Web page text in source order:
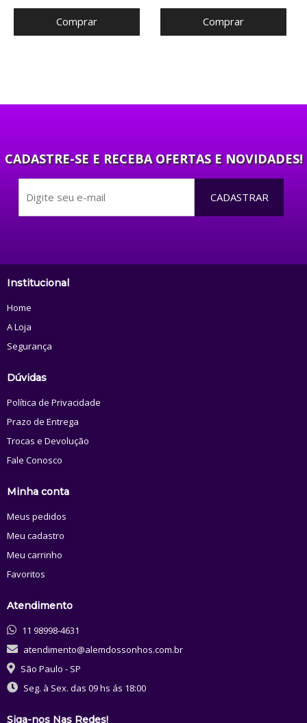
Comprar Comprar
CADASTRE-SE E RECEBA OFERTAS E NOVIDADES!
CADASTRAR
Institucional
Home
A Loja
Segurança
Dúvidas
Política de Privacidade
Prazo de Entrega
Trocas e Devolução
Fale Conosco
Minha conta
Meus pedidos
Meu cadastro
Meu carrinho
Favoritos
Atendimento
11 98998-4631
atendimento@alemdossonhos.com.br
São Paulo - SP
Seg. à Sex. das 09 hs ás 18:00
Siga-nos Nas Redes!